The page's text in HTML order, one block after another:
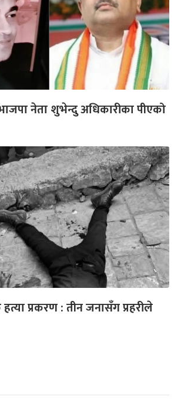
नेता शुभेन्दु अधिकारीका पीएको
प्रकरण : तीन जनासँग प्रहरीले